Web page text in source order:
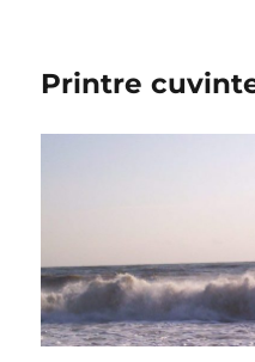
Printre